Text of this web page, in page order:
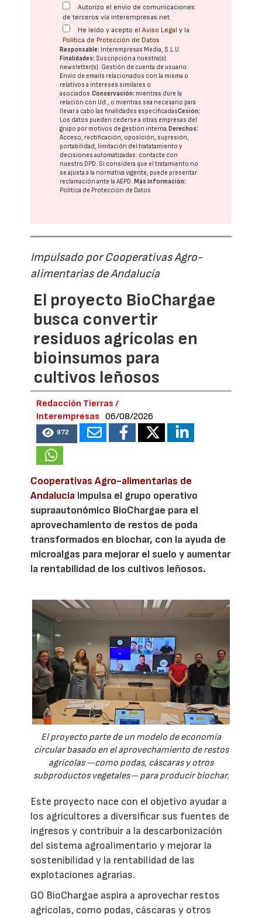
Autorizo el envío de comunicaciones
de terceros vía interempresas.net
He leído y acepto elAviso Legal y la
Política de Protección de Datos
Responsable: Interempresas Media, S.L.U.
Finalidades: Suscripción a nuestra(s)
newsletter(s). Gestión de cuenta de usuario.
Envío de emails relacionados con la misma o
relativos a intereses similares o
asociados.Conservación: mientras dure la
relación con Ud., o mientras sea necesario para
llevar a cabo las finalidades especificadasCesión:
Los datos pueden cederse a otras empresas del
grupo por motivos de gestión interna. Derechos:
Acceso, rectificación, oposición, supresión,
portabilidad, limitación del tratatamiento y
decisiones automatizadas: contacte con
nuestro DPD. Si considera que el tratamiento no
se ajusta a la normativa vigente, puede presentar
reclamación ante laAEPD. Más información:
Política de Protección de Datos
Impulsado por Cooperativas Agro-
alimentarias de Andalucía
El proyecto BioChargae
busca convertir
residuos agrícolas en
bioinsumos para
cultivos leñosos
Redacción Tierras /
Interempresas
06/08/2026
972
Cooperativas Agro-alimentarias de
Andalucía impulsa el grupo operativo
supraautonómico BioChargae para el
aprovechamiento de restos de poda
transformados en biochar, con la ayuda de
microalgas para mejorar el suelo y aumentar
la rentabilidad de los cultivos leñosos.
El proyecto parte de un modelo de economía
circular basado en el aprovechamiento de restos
agrícolas —como podas, cáscaras y otros
subproductos vegetales— para producir biochar.
Este proyecto nace con el objetivo ayudar a
los agricultores a diversificar sus fuentes de
ingresos y contribuir a la descarbonización
del sistema agroalimentario y mejorar la
sostenibilidad y la rentabilidad de las
explotaciones agrarias.
GO BioChargae aspira a aprovechar restos
agrícolas, como podas, cáscaras y otros